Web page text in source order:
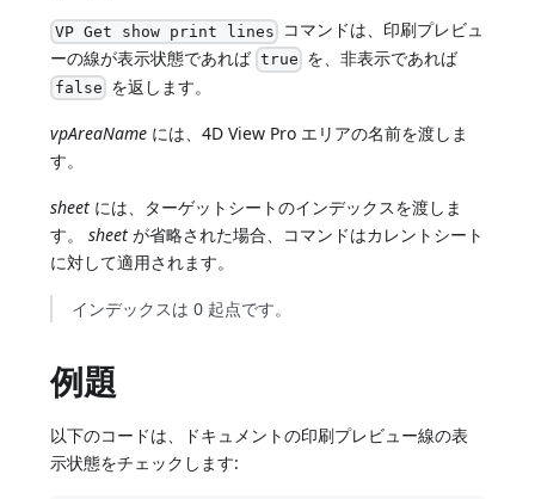
VP Get show print lines コマンドは、印刷プレビュ
ーの線が表示状態であれば true を、非表示であれば
false を返します。
vpAreaName には、4D View Pro エリアの名前を渡しま
す。
sheet には、ターゲットシートのインデックスを渡しま
す。sheet が省略された場合、コマンドはカレントシート
に対して適用されます。
インデックスは 0 起点です。
例題
以下のコードは、ドキュメントの印刷プレビュー線の表
示状態をチェックします: